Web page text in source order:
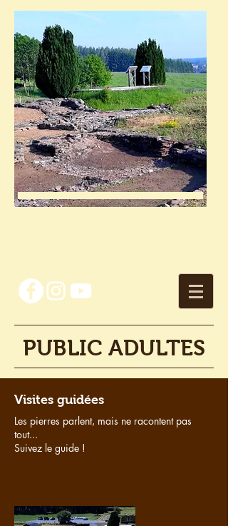
PUBLIC ADULTES
Visites guidées
Les pierres parlent, mais ne racontent pas
tout...
Suivez le guide !